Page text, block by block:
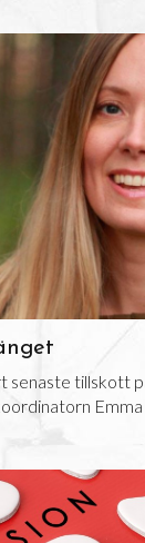
senaste tillskott